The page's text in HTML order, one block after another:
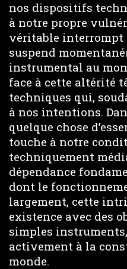
nos dispositifs
à notre propre
véritable interrompt
suspend
instrumental au
face à cette altérité
techniques qui,
à nos intentions.
quelque chose
touche à notre
techniquement
dépendance
dont le
largement, cette
existence avec des
simples
activement à la
monde.